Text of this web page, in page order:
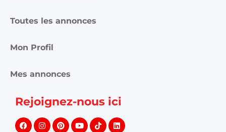
Toutes les annonces
Mon Profil
Mes annonces
Rejoignez-nous ici